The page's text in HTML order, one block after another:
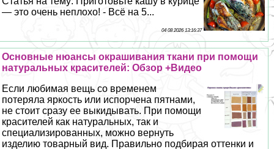
— это очень неплохо! - Всё на 5...
04 08 2026 13:16:37
Основные нюансы окрашивания ткани при помощи
натуральных красителей: Обзор +Видео
Если любимая вещь со временем
потеряла яркость или испорчена пятнами,
не стоит сразу ее выкидывать. При помощи
красителей как натуральных, так и
специализированных, можно вернуть
изделию товарный вид. Правильно подбирая оттенки и